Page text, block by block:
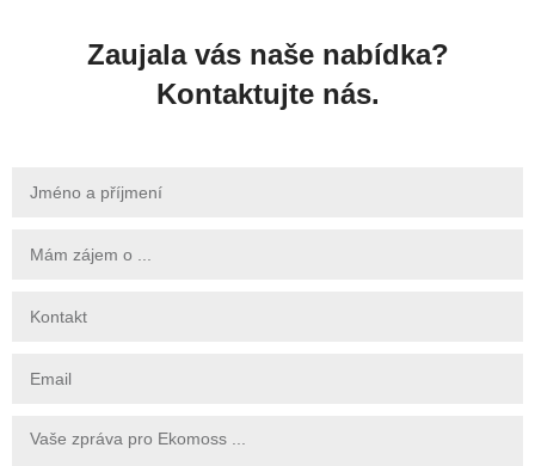
Zaujala vás naše nabídka?
Kontaktujte nás.